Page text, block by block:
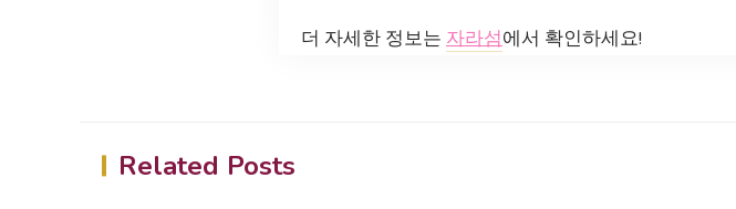
더 자세한 정보는 자라섬에서 확인하세요!
Related Posts